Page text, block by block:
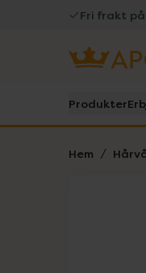
Fri frakt
Produkter
Hem